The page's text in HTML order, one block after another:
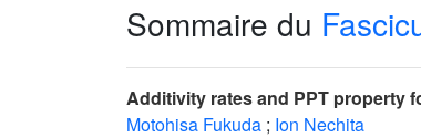
Sommaire du
Additivity rates and PPT property
Motohisa Fukuda ; Ion Nechita